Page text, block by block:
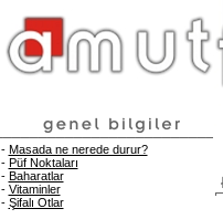
- Masada ne nerede durur?
- Püf Noktaları
- Baharatlar
- Vitaminler
- Şifalı Otlar